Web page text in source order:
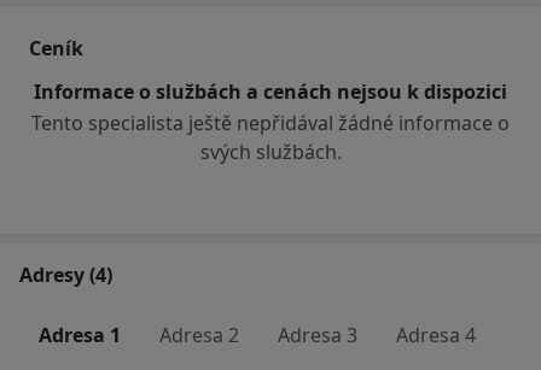
Ceník
Informace o službách a cenách nejsou k dispozici
Tento specialista ještě nepřidával žádné informace o
svých službách.
Adresy (4)
Adresa 1 Adresa 2 Adresa 3 Adresa 4